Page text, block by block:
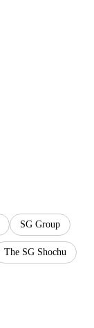
SG Group
The SG Shochu